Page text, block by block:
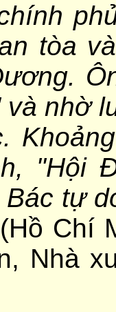
tòa
nhờ
"Hội
tự
Chí
Nhà